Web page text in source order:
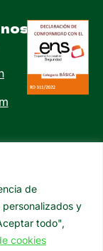
de
y
todo",
cookies